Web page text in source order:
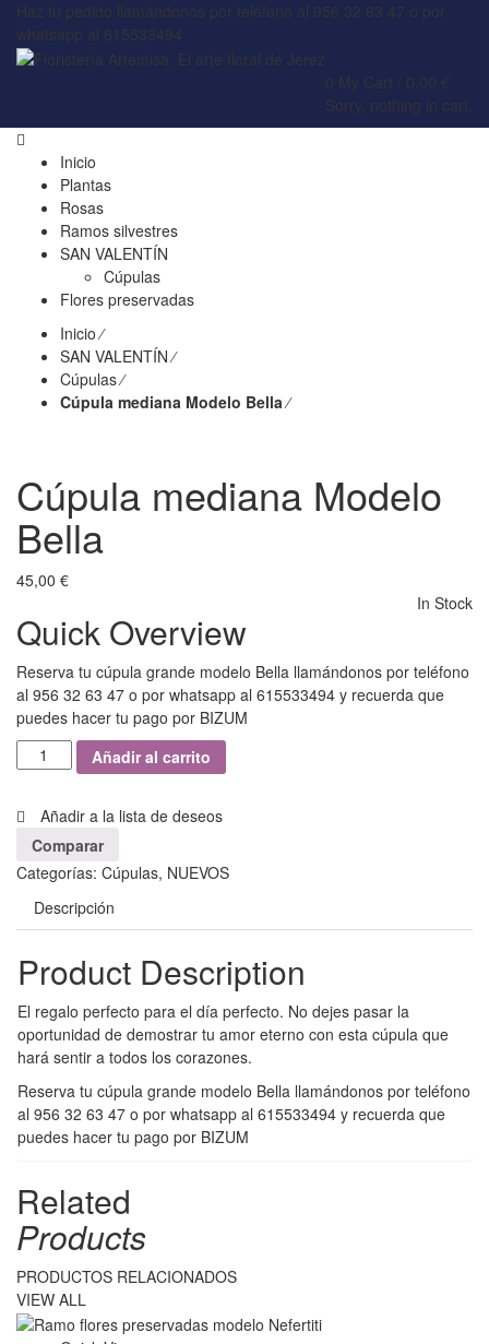
Haz tu pedido llamándonos por teléfono al 956 32 63 47 o por
whatsapp al 615533494
0 My Cart / 0,00
Sorry, nothing in cart.
Inicio
Plantas
Rosas
Ramos silvestres
SAN VALENTÍN
Cúpulas
Flores preservadas
Inicio⁄
SAN VALENTÍN⁄
Cúpulas⁄
Cúpula mediana Modelo Bella⁄
Cúpula mediana Modelo
Bella
45,00 €
In Stock
Quick Overview
Reserva tu cúpula grande modelo Bella llamándonos por teléfono
al 956 32 63 47 o por whatsapp al 615533494 y recuerda que
puedes hacer tu pago por BIZUM
Añadir al carrito
Añadir a la lista de deseos
Comparar
Categorías: Cúpulas, NUEVOS
Descripción
Product Description
El regalo perfecto para el día perfecto. No dejes pasar la
oportunidad de demostrar tu amor eterno con esta cúpula que
hará sentir a todos los corazones.
Reserva tu cúpula grande modelo Bella llamándonos por teléfono
al 956 32 63 47 o por whatsapp al 615533494 y recuerda que
puedes hacer tu pago por BIZUM
Related
Products
PRODUCTOS RELACIONADOS
VIEW ALL